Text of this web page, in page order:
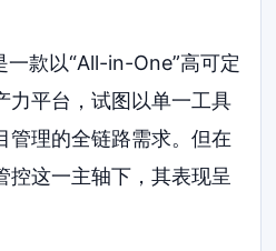
一款以“All-in-One”高可定
力平台，试图以单一工具
管理的全链路需求。但在
控这一主轴下，其表现呈